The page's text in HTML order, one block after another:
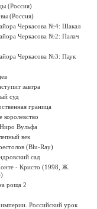
(Россия)
(Россия)
Черкасова №4: Шакал
Черкасова №2: Палач
Черкасова №3: Паук
завтра
суд
граница
королевство
Вульфа
век
(Blu-Ray)
сад
- Кристо (1998, Ж.
роща 2
Российский урок